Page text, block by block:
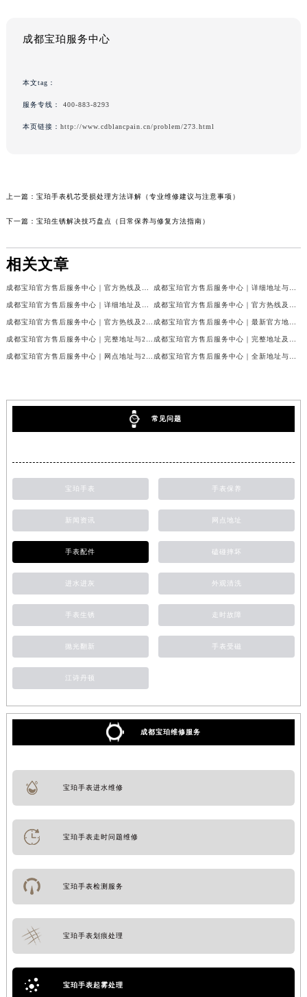
成都宝珀服务中心
本文tag：
服务专线： 400-883-8293
本页链接： http://www.cdblancpain.cn/problem/273.html
上一篇： 宝珀手表机芯受损处理方法详解（专业维修建议与注意事项）
下一篇： 宝珀生锈解决技巧盘点（日常保养与修复方法指南）
相关文章
常见问题
宝珀手表 手表保养
新闻资讯 网点地址
手表配件 磕碰摔坏
进水进灰 外观清洗
手表生锈 走时故障
抛光翻新 手表受磁
江诗丹顿
成都宝珀维修服务
宝珀手表进水维修
宝珀手表走时问题维修
宝珀手表检测服务
宝珀手表划痕处理
宝珀手表起雾处理